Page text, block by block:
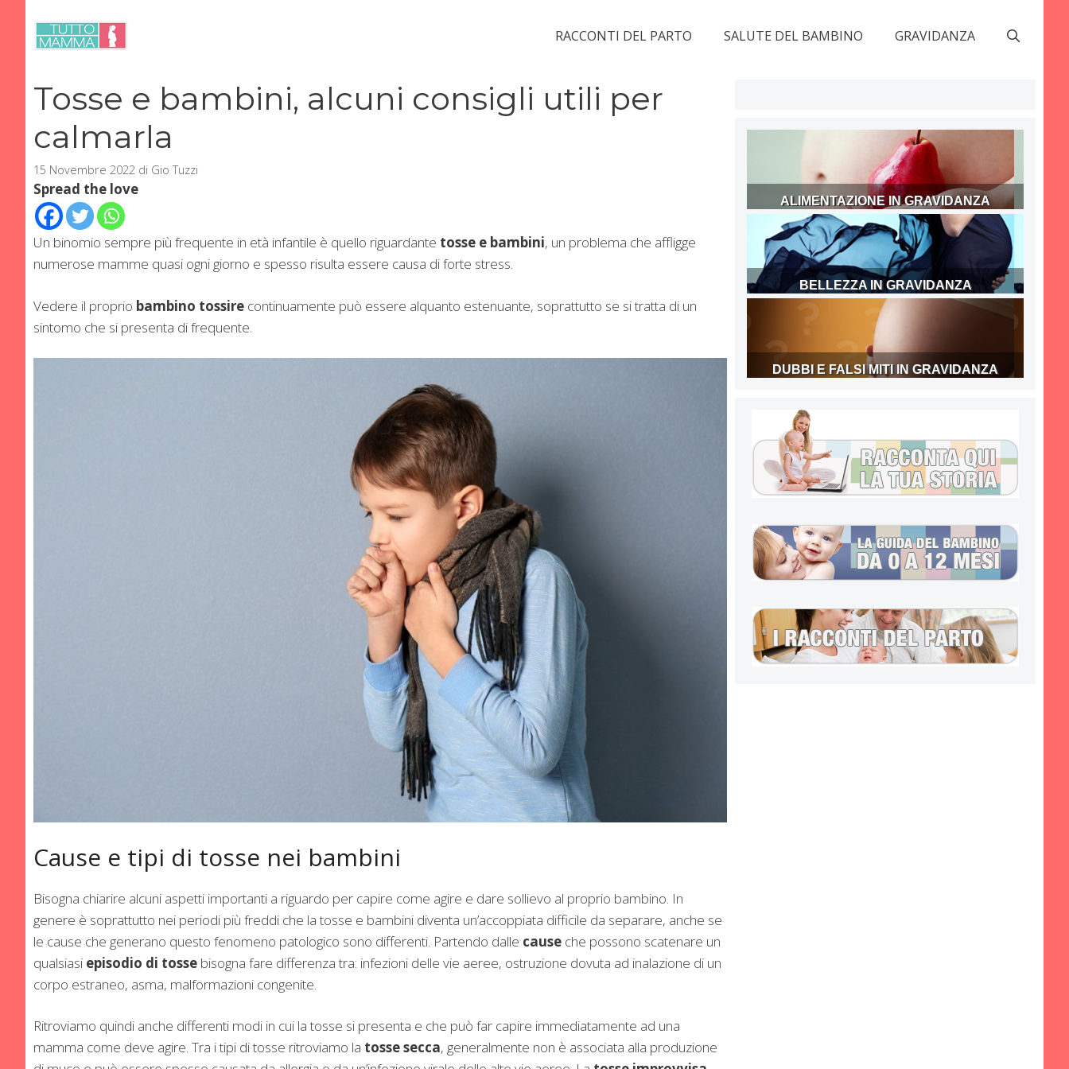
contenuto
RACCONTI DEL PARTO SALUTE DEL BAMBINO GRAVIDANZA
Tosse e bambini, alcuni consigli utili per
calmarla
15 Novembre 2022 di Gio Tuzzi
Spread the love
Un binomio sempre più frequente in età infantile è quello riguardante tosse e bambini, un problema che affligge
numerose mamme quasi ogni giorno e spesso risulta essere causa di forte stress.
Vedere il proprio bambino tossire continuamente può essere alquanto estenuante, soprattutto se si tratta di un
sintomo che si presenta di frequente.
Cause e tipi di tosse nei bambini
Bisogna chiarire alcuni aspetti importanti a riguardo per capire come agire e dare sollievo al proprio bambino. In
genere è soprattutto nei periodi più freddi che la tosse e bambini diventa un’accoppiata difficile da separare, anche se
le cause che generano questo fenomeno patologico sono differenti. Partendo dalle cause che possono scatenare un
qualsiasi episodio di tosse bisogna fare differenza tra: infezioni delle vie aeree, ostruzione dovuta ad inalazione di un
corpo estraneo, asma, malformazioni congenite.
Ritroviamo quindi anche differenti modi in cui la tosse si presenta e che può far capire immediatamente ad una
mamma come deve agire. Tra i tipi di tosse ritroviamo la tosse secca, generalmente non è associata alla produzione
ALIMENTAZIONE IN GRAVIDANZA
BELLEZZA IN GRAVIDANZA
DUBBI E FALSI MITI IN GRAVIDANZA